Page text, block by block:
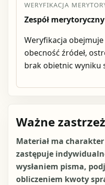
WERYFIKACJA
Zespół
Weryfikacja
obecność źródeł,
brak obietnic wyniku
Ważne
Materiał ma
zastępuje
wysłaniem pisma,
obliczeniem kwoty